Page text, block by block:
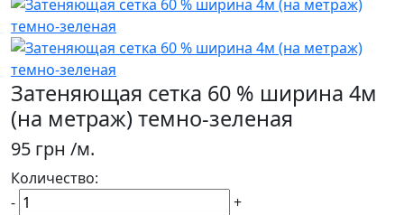
Затеняющая сетка 60 % ширина 4м
(на метраж) темно-зеленая
95 грн /м.
Количество:
-
+